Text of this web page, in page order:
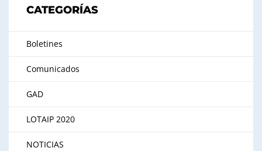
CATEGORÍAS
Boletines
Comunicados
GAD
LOTAIP 2020
NOTICIAS